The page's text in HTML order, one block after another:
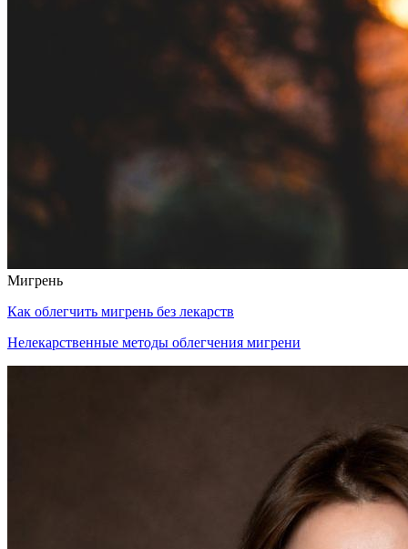
Мигрень
Как облегчить мигрень без лекарств
Нелекарственные методы облегчения мигрени